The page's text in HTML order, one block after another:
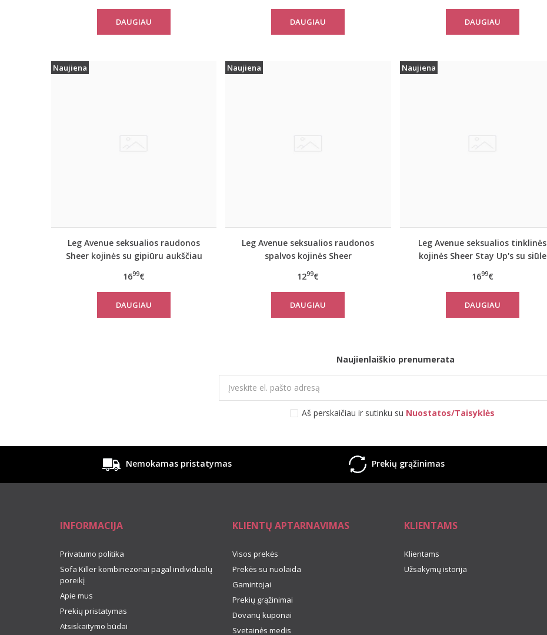
DAUGIAU DAUGIAU DAUGIAU
Naujiena
Leg Avenue seksualios raudonos
Sheer kojinės su gipiūru aukščiau
1699€
DAUGIAU
Naujiena
Leg Avenue seksualios raudonos
spalvos kojinės Sheer
1299€
DAUGIAU
Naujiena
Leg Avenue seksualios tinklinės
kojinės Sheer Stay Up's su siūle
1699€
DAUGIAU
Naujienlaiškio prenumerata
Aš perskaičiau ir sutinku su Nuostatos/Taisyklės
Nemokamas pristatymas Prekių grąžinimas
INFORMACIJA
Privatumo politika
Sofa Killer kombinezonai pagal individualų
poreikį
Apie mus
Prekių pristatymas
Atsiskaitymo būdai
KLIENTŲ APTARNAVIMAS
Visos prekės
Prekės su nuolaida
Gamintojai
Prekių grąžinimai
Dovanų kuponai
Svetainės medis
KLIENTAMS
Klientams
Užsakymų istorija